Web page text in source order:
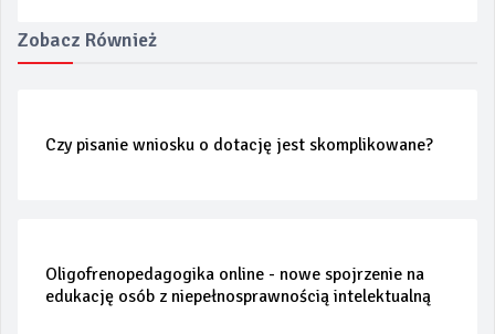
Zobacz Również
Czy pisanie wniosku o dotację jest skomplikowane?
Oligofrenopedagogika online - nowe spojrzenie na
edukację osób z niepełnosprawnością intelektualną